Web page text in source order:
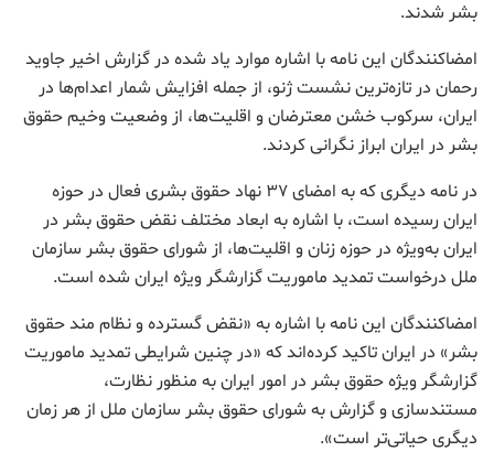
بشر شدند.
امضاکنندگان این نامه با اشاره موارد یاد شده در گزارش اخیر جاوید
رحمان در تازه‌ترین نشست ژنو، از جمله افزایش شمار اعدام‌ها در
ایران، سرکوب خشن معترضان و اقلیت‌ها، از وضعیت وخیم حقوق
بشر در ایران ابراز نگرانی کردند.
در نامه دیگری که به امضای ۳۷ نهاد حقوق بشری فعال در حوزه
ایران رسیده است، با اشاره به ابعاد مختلف نقض حقوق بشر در
ایران به‌ویژه در حوزه زنان و اقلیت‌ها، از شورای حقوق بشر سازمان
ملل درخواست تمدید ماموریت گزارشگر ویژه ایران شده است.
امضا‌کنندگان این نامه با اشاره به «نقض گسترده و نظام‌ مند حقوق
بشر» در ایران تاکید کرده‌اند که «در چنین شرایطی تمدید ماموریت
گزارشگر ویژه حقوق بشر در امور ایران به منظور نظارت،
مستندسازی و گزارش به شورای حقوق بشر سازمان ملل از هر زمان
دیگری حیاتی‌تر است».